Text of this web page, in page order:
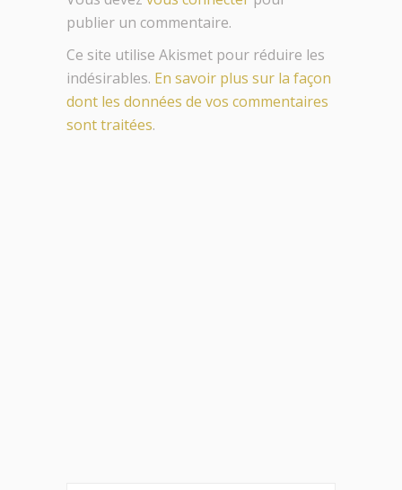
publier un commentaire.
Ce site utilise Akismet pour réduire les
indésirables. En savoir plus sur la façon
dont les données de vos commentaires
sont traitées.